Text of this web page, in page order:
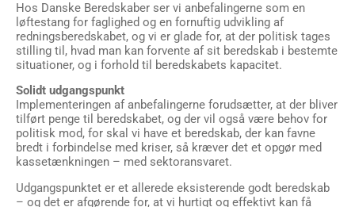
Hos Danske Beredskaber ser vi anbefalingerne som en
løftestang for faglighed og en fornuftig udvikling af
redningsberedskabet, og vi er glade for, at der politisk tages
stilling til, hvad man kan forvente af sit beredskab i bestemte
situationer, og i forhold til beredskabets kapacitet.
Solidt udgangspunkt
Implementeringen af anbefalingerne forudsætter, at der bliver
tilført penge til beredskabet, og der vil også være behov for
politisk mod, for skal vi have et beredskab, der kan favne
bredt i forbindelse med kriser, så kræver det et opgør med
kassetænkningen – med sektoransvaret.
Udgangspunktet er et allerede eksisterende godt beredskab
– og det er afgørende for, at vi hurtigt og effektivt kan få